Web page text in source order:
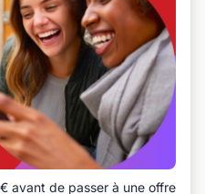
avant de passer à une offre